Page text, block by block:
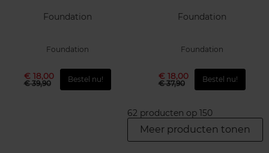
Foundation
Foundation
€ 18,00
€ 39,90 Bestel nu!
Foundation
Foundation
€ 18,00
€ 37,90 Bestel nu!
62 producten op 150
Meer producten tonen